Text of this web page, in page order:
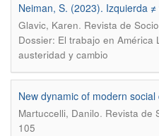
Neiman, S. (2023). Izquierda
Glavic, Karen. Revista de
Dossier: El trabajo en América
austeridad y cambio
New dynamic of modern social
Martuccelli, Danilo. Revista de
105